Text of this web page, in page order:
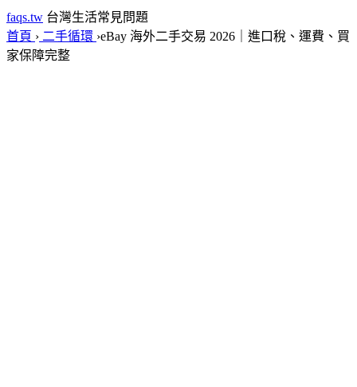
faqs.tw 台灣生活常見問題
首頁 › 二手循環 ›eBay 海外二手交易 2026｜進口稅、運費、買
家保障完整